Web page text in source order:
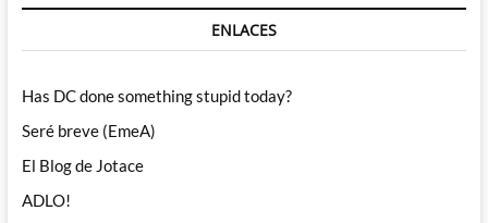
ENLACES
Has DC done something stupid today?
Seré breve (EmeA)
El Blog de Jotace
ADLO!